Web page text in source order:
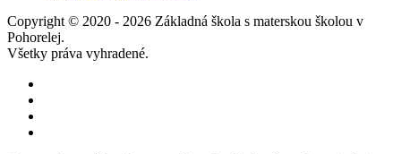
Copyright © 2020 - 2026 Základná škola s materskou školou v
Pohorelej.
Všetky práva vyhradené.